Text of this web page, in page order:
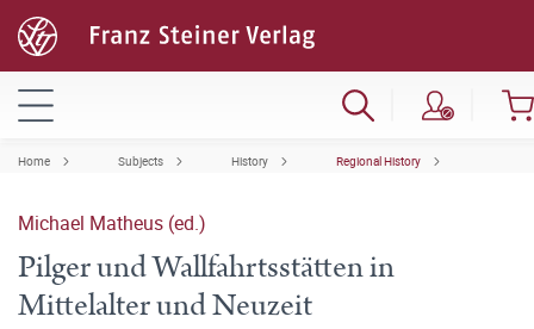
Home Subjects History Regional History
Michael Matheus (ed.)
Pilger und Wallfahrtsstätten in
Mittelalter und Neuzeit